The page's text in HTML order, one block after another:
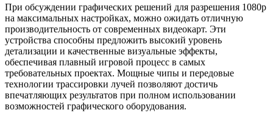
При обсуждении графических решений для разрешения 1080p
на максимальных настройках, можно ожидать отличную
производительность от современных видеокарт. Эти
устройства способны предложить высокий уровень
детализации и качественные визуальные эффекты,
обеспечивая плавный игровой процесс в самых
требовательных проектах. Мощные чипы и передовые
технологии трассировки лучей позволяют достичь
впечатляющих результатов при полном использовании
возможностей графического оборудования.